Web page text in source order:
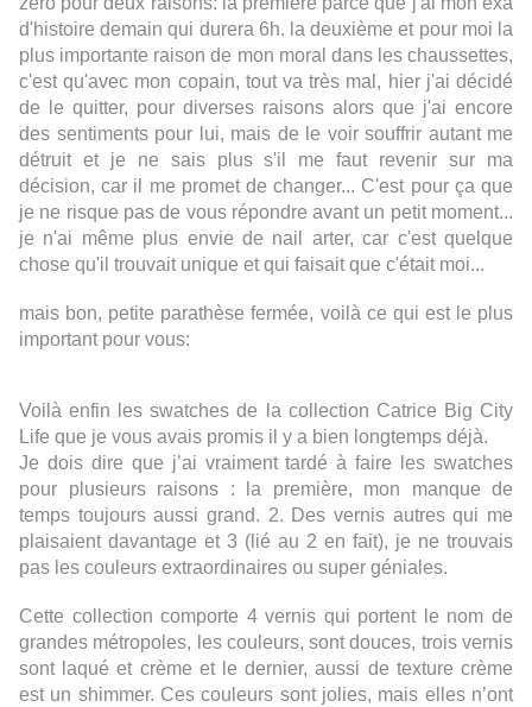
d'histoire demain qui durera 6h. la deuxième et pour moi la
plus importante raison de mon moral dans les chaussettes,
c'est qu'avec mon copain, tout va très mal, hier j'ai décidé
de le quitter, pour diverses raisons alors que j'ai encore
des sentiments pour lui, mais de le voir souffrir autant me
détruit et je ne sais plus s'il me faut revenir sur ma
décision, car il me promet de changer... C'est pour ça que
je ne risque pas de vous répondre avant un petit moment...
je n'ai même plus envie de nail arter, car c'est quelque
chose qu'il trouvait unique et qui faisait que c'était moi...
mais bon, petite parathèse fermée, voilà ce qui est le plus
important pour vous:
Voilà enfin les swatches de la collection Catrice Big City
Life que je vous avais promis il y a bien longtemps déjà.
Je dois dire que j’ai vraiment tardé à faire les swatches
pour plusieurs raisons : la première, mon manque de
temps toujours aussi grand. 2. Des vernis autres qui me
plaisaient davantage et 3 (lié au 2 en fait), je ne trouvais
pas les couleurs extraordinaires ou super géniales.
Cette collection comporte 4 vernis qui portent le nom de
grandes métropoles, les couleurs, sont douces, trois vernis
sont laqué et crème et le dernier, aussi de texture crème
est un shimmer. Ces couleurs sont jolies, mais elles n’ont